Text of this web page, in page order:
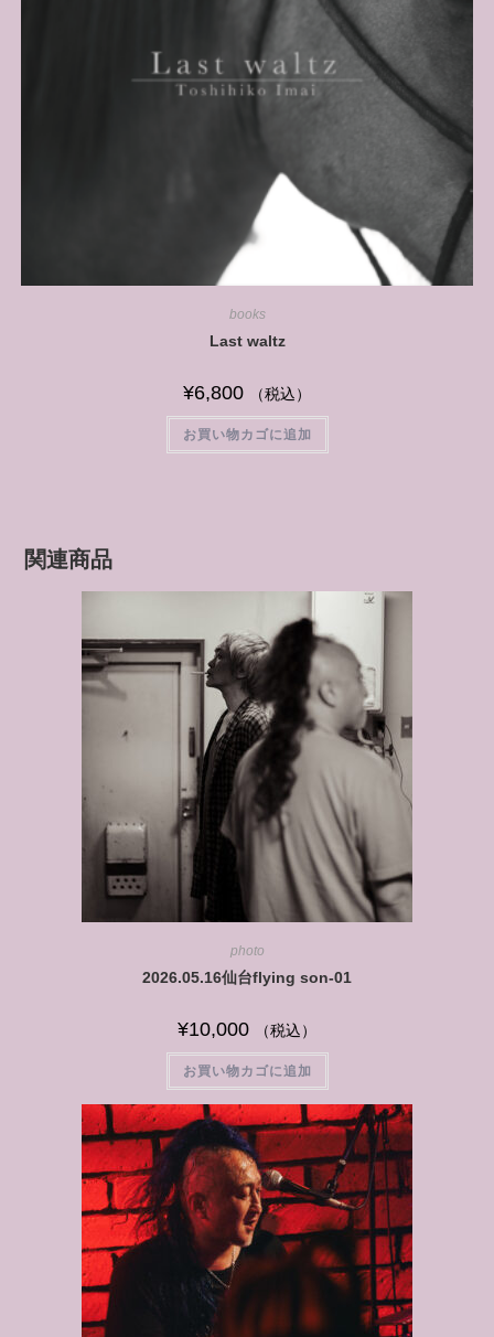
books
Last waltz
¥6,800 （税込）
お買い物カゴに追加
関連商品
photo
2026.05.16仙台flying son-01
¥10,000 （税込）
お買い物カゴに追加